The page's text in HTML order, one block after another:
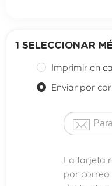
1 SELECCIONAR
Imprimir en
Enviar por
La tarjeta
por correo